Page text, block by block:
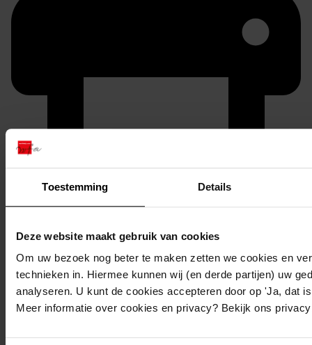
Toestemming Details
Deze website maakt gebruik van cookies
Om uw bezoek nog beter te maken zetten we cookies en
technieken in. Hiermee kunnen wij (en derde partijen) uw
analyseren. U kunt de cookies accepteren door op 'Ja, dat
Meer informatie over cookies en privacy? Bekijk ons
duurzaam webadres
Inventaris
Bouwvergunningen uit toegang 0929
803Verbouwing woning door bouw veestalling aan